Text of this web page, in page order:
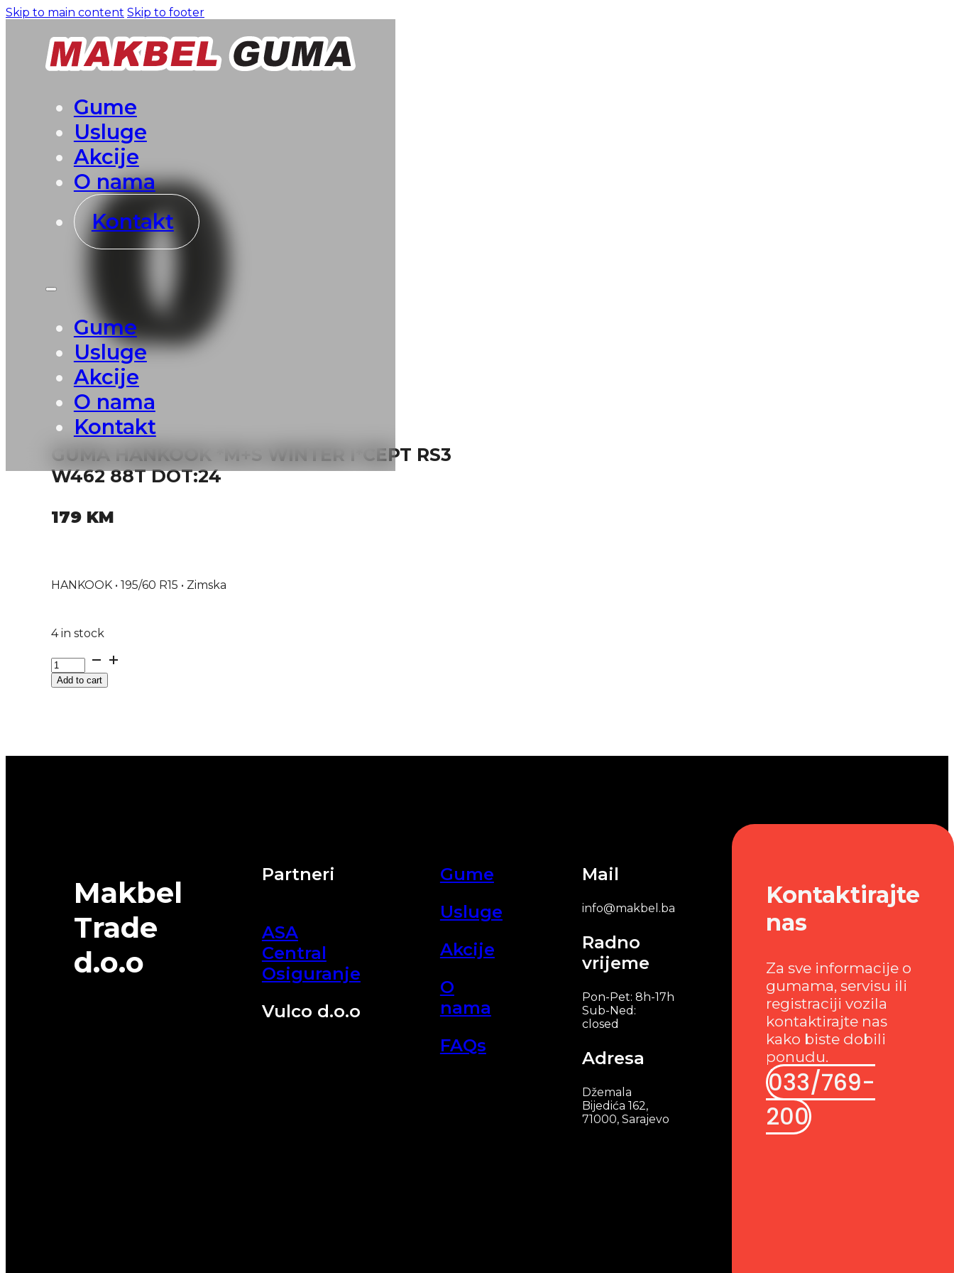
Skip to main content Skip to footer
Gume
Usluge
Akcije
O nama
Kontakt
Gume
Usluge
Akcije
O nama
Kontakt
GUMA HANKOOK *M+S WINTER I*CEPT RS3
W462 88T DOT:24
179 KM
HANKOOK • 195/60 R15 • Zimska
4 in stock
GUMA
HANKOOK
*M+S
Add to cart
Makbel
Trade
d.o.o
Partneri
ASA
Central
Osiguranje
Vulco d.o.o
Gume
Usluge
Akcije
O
nama
FAQs
Mail
info@makbel.ba
Radno
vrijeme
Pon-Pet: 8h-17h
Sub-Ned:
closed
Adresa
Džemala
Bijedića 162,
71000, Sarajevo
Kontaktirajte
nas
Za sve informacije o
gumama, servisu ili
registraciji vozila
kontaktirajte nas
kako biste dobili
ponudu.
033/769-
200